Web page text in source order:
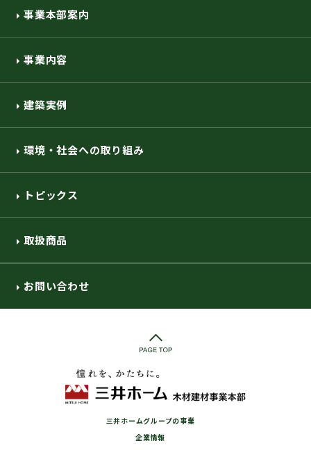
事業本部案内
事業内容
建築実例
環境・社会への取り組み
トピックス
取扱商品
お問い合わせ
三井ホームグループの事業
企業情報